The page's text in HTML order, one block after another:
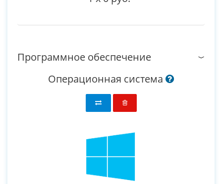
Программное обеспечение
Операционная система